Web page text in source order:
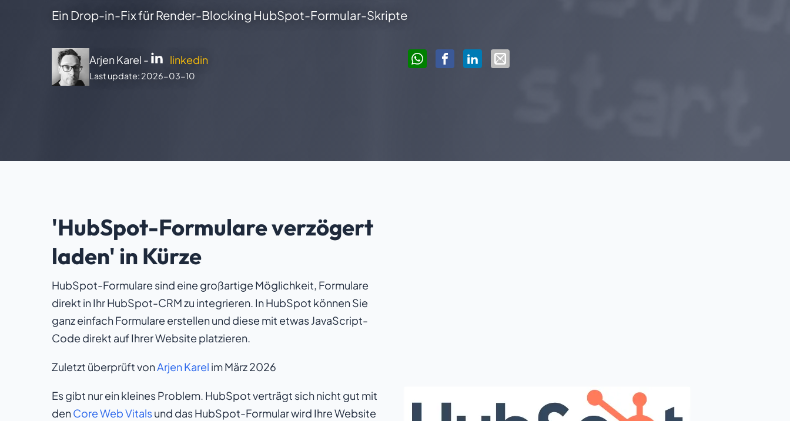
Ein Drop-in-Fix für Render-Blocking HubSpot-Formular-Skripte
Arjen Karel - linkedin
Last update: 2026-03-10
'HubSpot-Formulare verzögert
laden' in Kürze
HubSpot-Formulare sind eine großartige Möglichkeit, Formulare
direkt in Ihr HubSpot-CRM zu integrieren. In HubSpot können Sie
ganz einfach Formulare erstellen und diese mit etwas JavaScript-
Code direkt auf Ihrer Website platzieren.
Zuletzt überprüft vonArjen Karel im März 2026
Es gibt nur ein kleines Problem. HubSpot verträgt sich nicht gut mit
denCore Web Vitalsund das HubSpot-Formular wird Ihre Website